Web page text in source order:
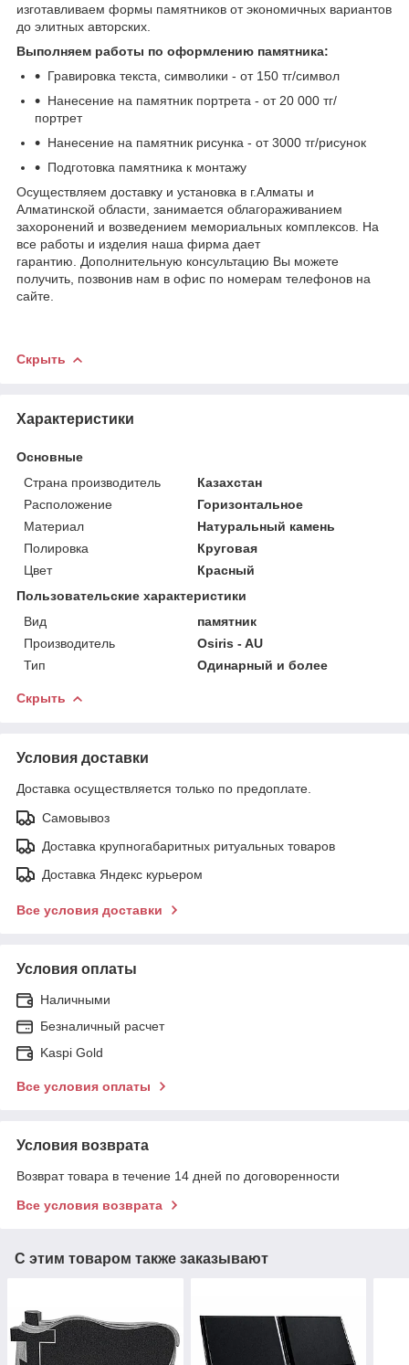
изготавливаем формы памятников от экономичных вариантов
до элитных авторских.
Выполняем работы по оформлению памятника:
Гравировка текста, символики - от 150 тг/символ
Нанесение на памятник портрета - от 20 000 тг/
портрет
Нанесение на памятник рисунка - от 3000 тг/рисунок
Подготовка памятника к монтажу
Осуществляем доставку и установка в г.Алматы и
Алматинской области, занимается облагораживанием
захоронений и возведением мемориальных комплексов. На
все работы и изделия наша фирма дает
гарантию. Дополнительную консультацию Вы можете
получить, позвонив нам в офис по номерам телефонов на
сайте.
Скрыть
Характеристики
Основные
Страна производитель
Казахстан
Расположение
Горизонтальное
Материал
Натуральный камень
Полировка
Круговая
Цвет
Красный
Пользовательские характеристики
Вид
памятник
Производитель
Osiris - AU
Тип
Одинарный и более
Скрыть
Условия доставки
Доставка осуществляется только по предоплате.
Самовывоз
Доставка крупногабаритных ритуальных товаров
Доставка Яндекс курьером
Все условия доставки
Условия оплаты
Наличными
Безналичный расчет
Kaspi Gold
Все условия оплаты
Условия возврата
Возврат товара в течение 14 дней по договоренности
Все условия возврата
С этим товаром также заказывают